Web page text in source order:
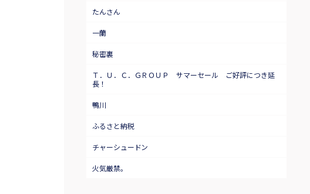
たんさん
一蘭
秘密裏
Ｔ．Ｕ．Ｃ．ＧＲＯＵＰ サマーセール ご好評につき延
長！
鴨川
ふるさと納税
チャーシュードン
火気厳禁。